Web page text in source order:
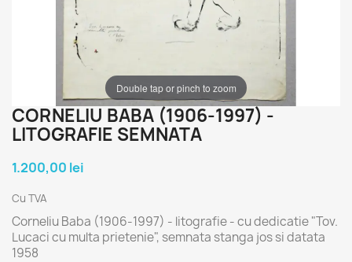
Double tap or pinch to zoom
CORNELIU BABA (1906-1997) -
LITOGRAFIE SEMNATA
1.200,00 lei
Cu TVA
Corneliu Baba (1906-1997) - litografie - cu dedicatie "Tov.
Lucaci cu multa prietenie", semnata stanga jos si datata
1958